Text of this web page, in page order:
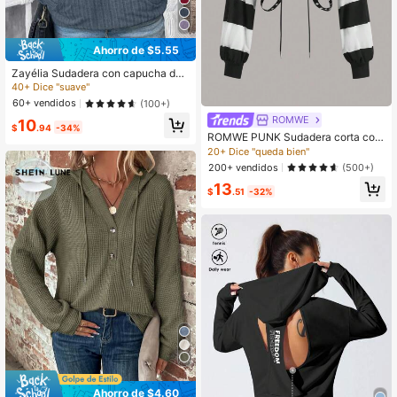
Ahorro de $5.55
Zayélia Sudadera con capucha de
manga larga y media apertura, para
graduación, regreso a la escuela, gr
aduación, maestro, regreso a la esc
uela en otoño
40+ Dice "suave"
60+ vendidos
(100+)
$10.94 -34%
Ahorro de $4.60
ROMWE
ROMWE PUNK Sudadera corta con
capucha de bloques de color con oj
ales, para la escuela, con mangas l
argas
20+ Dice "queda bien"
200+ vendidos
(500+)
$13.51 -32%